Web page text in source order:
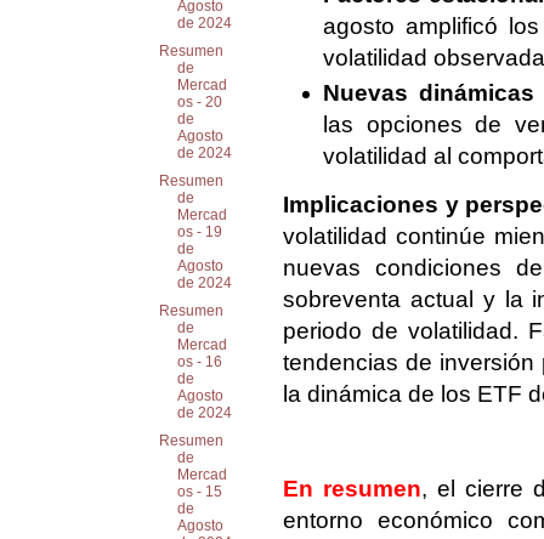
agosto amplificó
volatilidad
Nuevas
las opciones de
volatilidad al
Implicaciones y
volatilidad continúe
nuevas condiciones
sobreventa actual y la
periodo de volatilidad.
tendencias de
la dinámica de los ETF
En resumen, el cierre
entorno económico
Agosto
de 2024
Resumen
de
Mercad
os - 20
de
Agosto
de 2024
Resumen
de
Mercad
os - 19
de
Agosto
de 2024
Resumen
de
Mercad
os - 16
de
Agosto
de 2024
Resumen
de
Mercad
os - 15
de
Agosto